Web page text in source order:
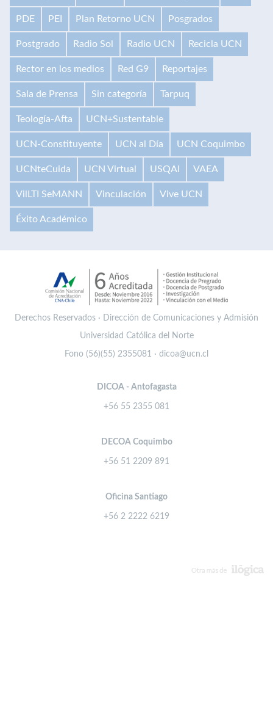
PDE PEI Plan Retorno UCN Posgrados
Postgrado Radio Sol Radio UCN Recicla UCN
Rector en los medios Red G9 Reportajes
Sala de Prensa Sin categoría Tarpuq
Teología-Afta UCN+Sustentable
UCN-Constituyente UCN al Día UCN Coquimbo
UCNteCuida UCN Virtual USQAI VAEA
VilLTI SeMANN Vinculación Vive UCN
Éxito Académico
Derechos Reservados · Dirección de Comunicaciones y Admisión
Universidad Católica del Norte
Fono (56)(55) 2355081 · dicoa@ucn.cl
DICOA - Antofagasta
+56 55 2355 081
DECOA Coquimbo
+56 51 2209 891
Oficina Santiago
+56 2 2222 6219